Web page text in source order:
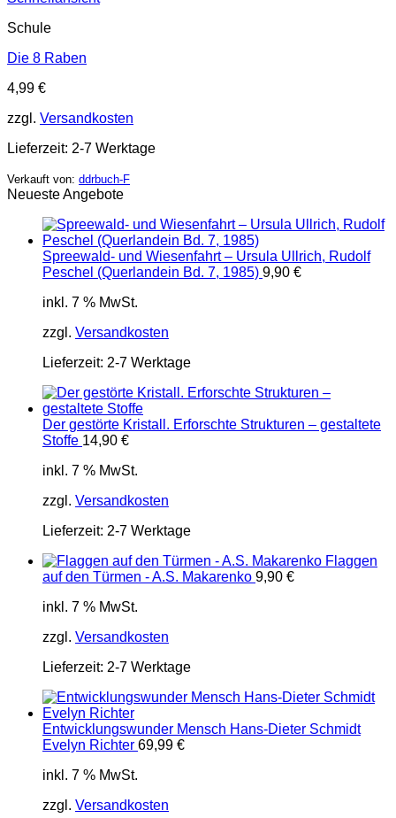
Schule
Die 8 Raben
4,99 €
zzgl. Versandkosten
Lieferzeit: 2-7 Werktage
Verkauft von: ddrbuch-F
Neueste Angebote
Spreewald- und Wiesenfahrt – Ursula Ullrich, Rudolf
Peschel (Querlandein Bd. 7, 1985) 9,90 €
inkl. 7 % MwSt.
zzgl. Versandkosten
Lieferzeit: 2-7 Werktage
Der gestörte Kristall. Erforschte Strukturen – gestaltete
Stoffe 14,90 €
inkl. 7 % MwSt.
zzgl. Versandkosten
Lieferzeit: 2-7 Werktage
Flaggen
auf den Türmen - A.S. Makarenko 9,90 €
inkl. 7 % MwSt.
zzgl. Versandkosten
Lieferzeit: 2-7 Werktage
Entwicklungswunder Mensch Hans-Dieter Schmidt
Evelyn Richter 69,99 €
inkl. 7 % MwSt.
zzgl. Versandkosten